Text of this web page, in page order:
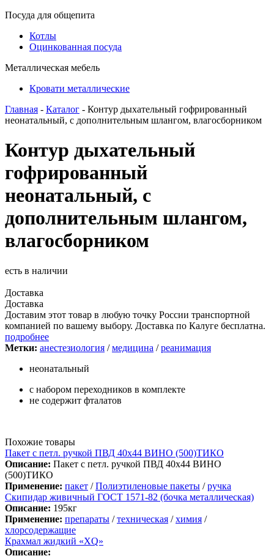
Посуда для общепита
Котлы
Оцинкованная посуда
Металлическая мебель
Кровати металлические
Главная - Каталог - Контур дыхательный гофрированный
неонатальный, с дополнительным шлангом, влагосборником
Контур дыхательный
гофрированный
неонатальный, с
дополнительным шлангом,
влагосборником
есть в наличии
Доставка
Доставка
Доставим этот товар в любую точку России транспортной
компанией по вашему выбору. Доставка по Калуге бесплатна.
подробнее
Метки: анестезиология /медицина /реанимация
неонатальный
с набором переходников в комплекте
не содержит фталатов
Похожие товары
Пакет с петл. ручкой ПВД 40х44 ВИНО (500)ТИКО
Описание: Пакет с петл. ручкой ПВД 40х44 ВИНО
(500)ТИКО
Применение: пакет /Полиэтиленовые пакеты /ручка
Скипидар живичный ГОСТ 1571-82 (бочка металлическая)
Описание: 195кг
Применение: препараты /техническая /химия /
хлорсодержащие
Крахмал жидкий «XQ»
Описание: